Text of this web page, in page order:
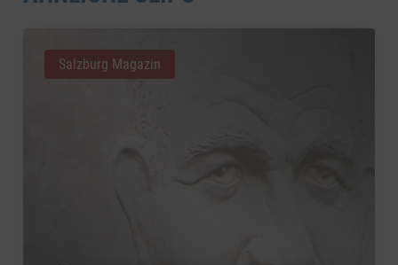
Salzburg Magazin